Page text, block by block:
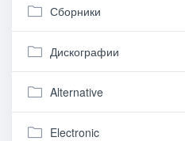
Сборники
Дискографии
Alternative
Electronic